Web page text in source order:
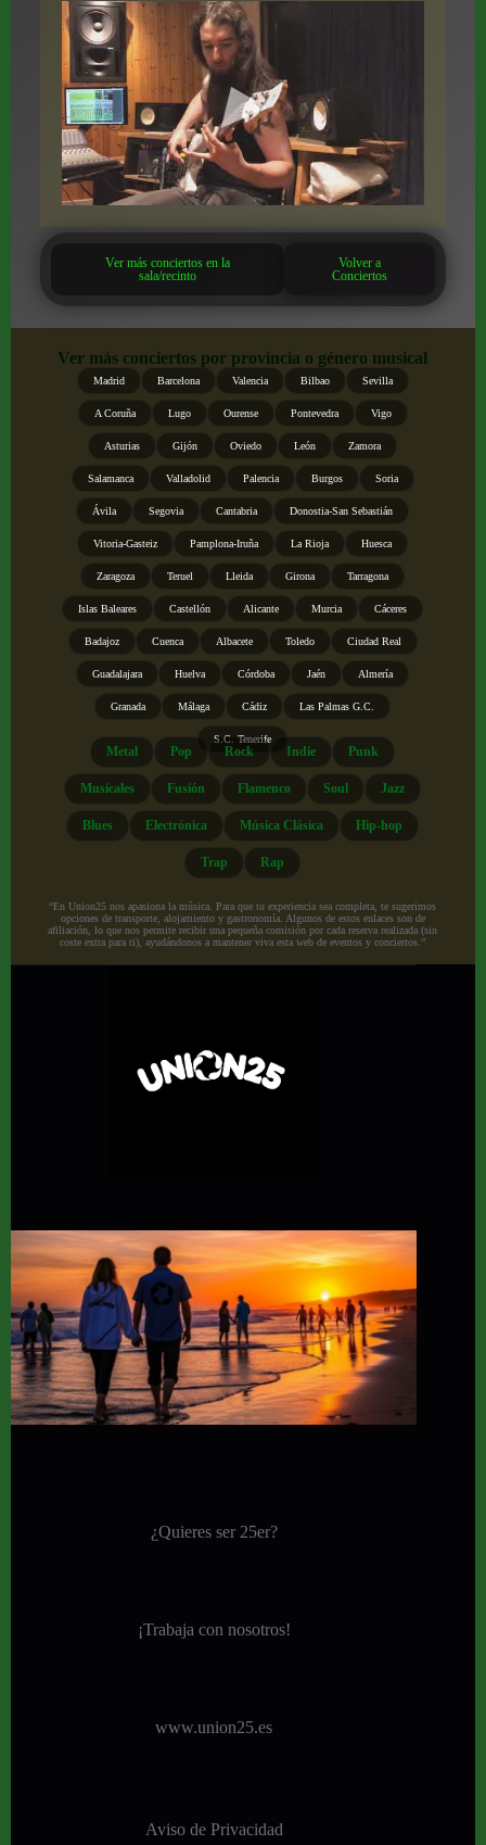
Ver más conciertos en la
sala/recinto
Volver a
Conciertos
Ver más conciertos por provincia o género musical
Madrid Barcelona Valencia Bilbao Sevilla
A Coruña Lugo Ourense Pontevedra Vigo
Asturias Gijón Oviedo León Zamora
Salamanca Valladolid Palencia Burgos Soria
Ávila Segovia Cantabria Donostia-San Sebastián
Vitoria-Gasteiz Pamplona-Iruña La Rioja Huesca
Zaragoza Teruel Lleida Girona Tarragona
Islas Baleares Castellón Alicante Murcia Cáceres
Badajoz Cuenca Albacete Toledo Ciudad Real
Guadalajara Huelva Córdoba Jaén Almería
Granada Málaga Cádiz Las Palmas G.C.
S.C. Tenerife
Metal Pop Rock Indie Punk
Musicales Fusión Flamenco Soul Jazz
Blues Electrónica Música Clásica Hip-hop
Trap Rap
“En Union25 nos apasiona la música. Para que tu experiencia sea completa, te sugerimos
opciones de transporte, alojamiento y gastronomía. Algunos de estos enlaces son de
afiliación, lo que nos permite recibir una pequeña comisión por cada reserva realizada (sin
coste extra para ti), ayudándonos a mantener viva esta web de eventos y conciertos.”
¿Quieres ser 25er?
¡Trabaja con nosotros!
www.union25.es
Aviso de Privacidad